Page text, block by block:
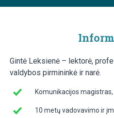
Gintė Leksienė – lektorė,
valdybos pirmininkė ir narė.
Komunikacijos magistras,
10 metų vadovavimo ir